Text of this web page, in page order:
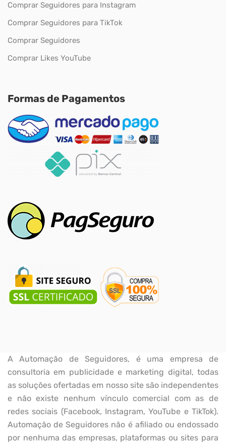
Comprar Seguidores para Instagram
Comprar Seguidores para TikTok
Comprar Seguidores
Comprar Likes YouTube
Formas de Pagamentos
A Automação de Seguidores, é uma empresa de
consultoria em publicidade e marketing digital, todas
as soluções ofertadas em nosso site são independentes
e não existe nenhum vínculo comercial com as de
redes sociais (Facebook, Instagram, YouTube e TikTok).
Automação de Seguidores não é afiliado ou endossado
por nenhuma das empresas, plataformas ou sites para